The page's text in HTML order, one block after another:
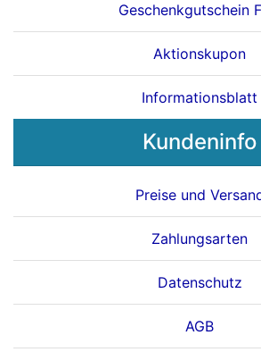
Geschenkgutschein
Aktionskupon
Informationsblatt
Kundeninfo
Preise und
Zahlungsarten
Datenschutz
AGB